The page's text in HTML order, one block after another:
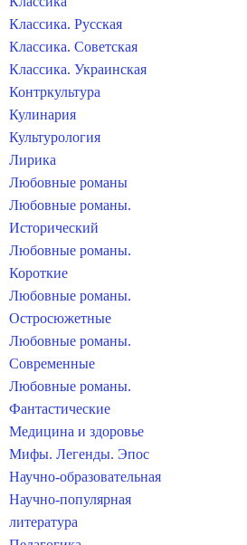
Классика. Русская
Классика. Советская
Классика. Украинская
Контркультура
Кулинария
Культурология
Лирика
Любовные романы
Любовные романы.
Исторический
Любовные романы.
Короткие
Любовные романы.
Остросюжетные
Любовные романы.
Современные
Любовные романы.
Фантастические
Медицина и здоровье
Мифы. Легенды. Эпос
Научно-образовательная
Научно-популярная
литература